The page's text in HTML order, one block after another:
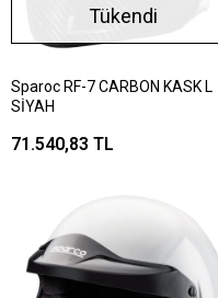
Tükendi
Sparoc RF-7 CARBON KASK L
SİYAH
71.540,83 TL